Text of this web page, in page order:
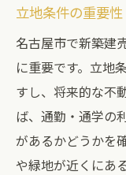
オンライ
現地見
不動産
口コミ
市場動
希望条
立地条件の重要性
名古屋市で新築建
に重要です。立地
すし、将来的な不
ば、通勤・通学の
があるかどうかを
や緑地が近くにあ